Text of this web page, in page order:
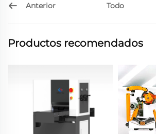
Anterior Todo
Productos recomendados